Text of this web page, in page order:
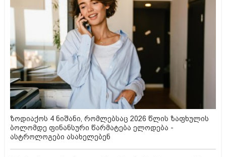
ზოდიაქოს 4 ნიშანი, რომლებსაც 2026 წლის ზაფხულის
ბოლომდე ფინანსური წარმატება ელოდება -
ასტროლოგები ასახელებენ